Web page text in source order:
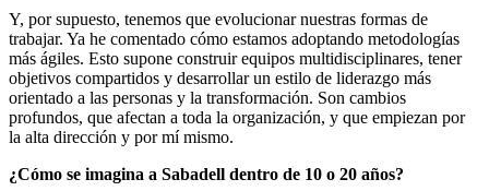
Y, por supuesto, tenemos que evolucionar nuestras formas de
trabajar. Ya he comentado cómo estamos adoptando metodologías
más ágiles. Esto supone construir equipos multidisciplinares, tener
objetivos compartidos y desarrollar un estilo de liderazgo más
orientado a las personas y la transformación. Son cambios
profundos, que afectan a toda la organización, y que empiezan por
la alta dirección y por mí mismo.
¿Cómo se imagina a Sabadell dentro de 10 o 20 años?